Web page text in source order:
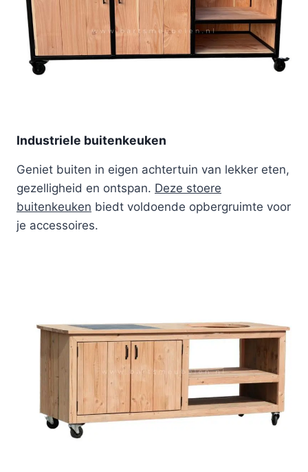
Industriele buitenkeuken
Geniet buiten in eigen achtertuin van lekker eten,
gezelligheid en ontspan. Deze stoere
buitenkeuken biedt voldoende opbergruimte voor
je accessoires.